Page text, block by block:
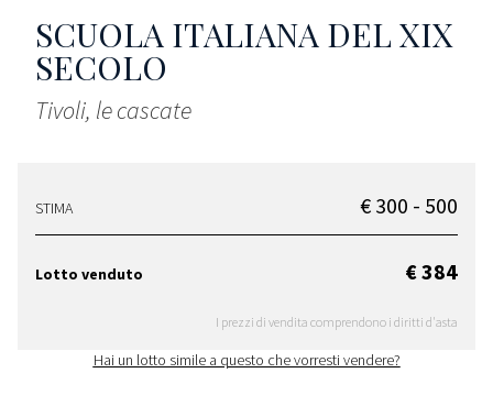
SCUOLA ITALIANA DEL XIX
SECOLO
Tivoli, le cascate
STIMA € 300 - 500
Lotto venduto € 384
I prezzi di vendita comprendono i diritti d'asta
Hai un lotto simile a questo che vorresti vendere?